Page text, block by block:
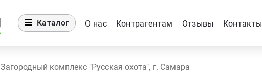
Каталог О нас Контрагентам Отзывы Контакты
Загородный комплекс "Русская охота", г. Самара